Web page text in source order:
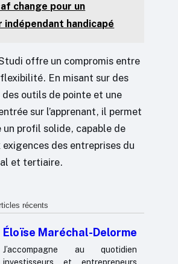
change pour un
indépendant handicapé
offre un compromis entre
En misant sur des
outils de pointe et une
sur l’apprenant, il permet
un profil solide, capable de
exigences des entreprises du
et tertiaire.
récents
Éloïse Maréchal-Delorme
J’accompagne au quotidien